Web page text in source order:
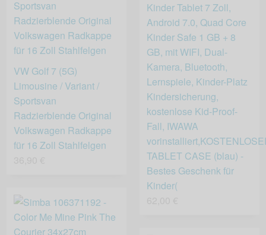
Kinder Tablet 7 Zoll,
Android 7.0, Quad Core
Kinder Safe 1 GB + 8
GB, mit WIFI, Dual-
Kamera, Bluetooth,
Lernspiele, Kinder-Platz
Kindersicherung,
kostenlose Kid-Proof-
Fall, IWAWA
TABLET CASE (blau) -
Bestes Geschenk für
Kinder(
VW Golf 7 (5G)
Limousine / Variant /
Sportsvan
Radzierblende Original
Volkswagen Radkappe
für 16 Zoll Stahlfelgen